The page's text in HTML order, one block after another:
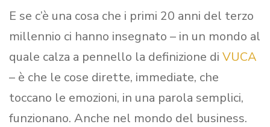
E se c’è una cosa che i primi 20 anni del terzo
millennio ci hanno insegnato – in un mondo al
quale calza a pennello la definizione di VUCA
– è che le cose dirette, immediate, che
toccano le emozioni, in una parola semplici,
funzionano. Anche nel mondo del business.